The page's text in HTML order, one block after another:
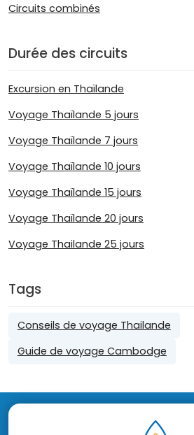
Circuits combinés
Durée des circuits
Excursion en Thaïlande
Voyage Thaïlande 5 jours
Voyage Thaïlande 7 jours
Voyage Thaïlande 10 jours
Voyage Thaïlande 15 jours
Voyage Thaïlande 20 jours
Voyage Thailande 25 jours
Tags
Conseils de voyage Thailande
Guide de voyage Cambodge